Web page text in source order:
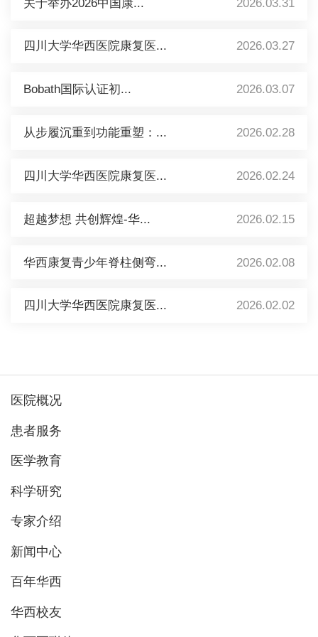
关于举办2026中国康... 2026.03.31
四川大学华西医院康复医... 2026.03.27
Bobath国际认证初... 2026.03.07
从步履沉重到功能重塑：... 2026.02.28
四川大学华西医院康复医... 2026.02.24
超越梦想 共创辉煌-华... 2026.02.15
华西康复青少年脊柱侧弯... 2026.02.08
四川大学华西医院康复医... 2026.02.02
医院概况
患者服务
医学教育
科学研究
专家介绍
新闻中心
百年华西
华西校友